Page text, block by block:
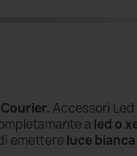
Courier. Accessori
a led o
emettere luce